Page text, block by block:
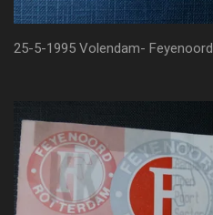
25-5-1995 Volendam- Feyenoord